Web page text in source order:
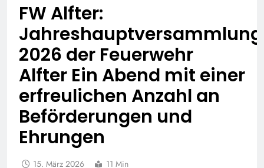
FW Alfter:
Jahreshauptversammlung
2026 der Feuerwehr
Alfter Ein Abend mit einer
erfreulichen Anzahl an
Beförderungen und
Ehrungen
15. März 2026 11 Min